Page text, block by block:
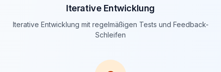
Iterative Entwicklung
Iterative Entwicklung mit regelmäßigen Tests und Feedback-
Schleifen